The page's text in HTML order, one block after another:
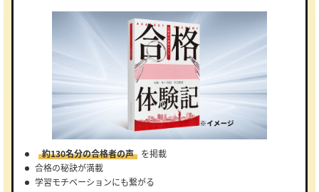
約130名分の合格者の声
を掲載
合格の秘訣が満載
学習モチベーションにも繋がる